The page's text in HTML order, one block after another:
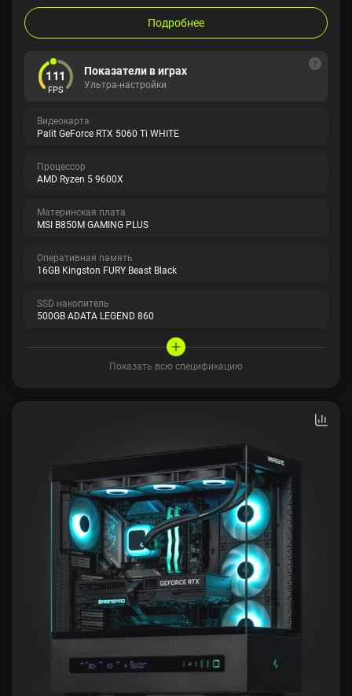
Подробнее
111
FPS
Показатели в играх
Ультра-настройки
Видеокарта
Palit GeForce RTX 5060 Ti WHITE
Процессор
AMD Ryzen 5 9600X
Материнская плата
MSI B850M GAMING PLUS
Оперативная память
16GB Kingston FURY Beast Black
SSD накопитель
500GB ADATA LEGEND 860
Показать всю спецификацию